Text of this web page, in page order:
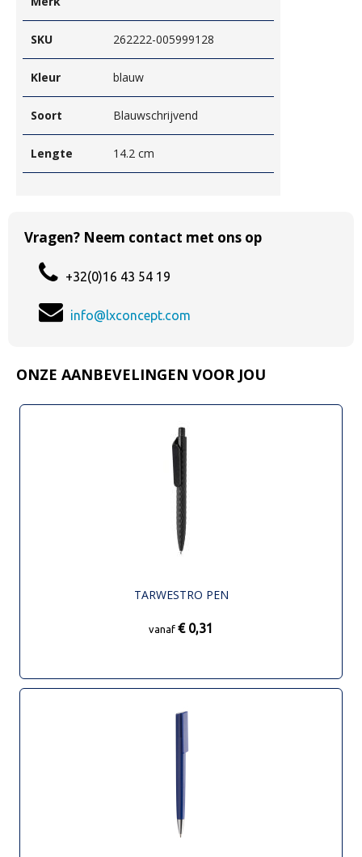
SKU 262222-005999128
Kleur blauw
Soort Blauwschrijvend
Lengte 14.2 cm
Vragen? Neem contact met ons op
+32(0)16 43 54 19
info@lxconcept.com
ONZE AANBEVELINGEN VOOR JOU
TARWESTRO PEN
vanaf € 0,31